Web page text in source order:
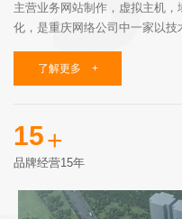
主营业务网站制作，虚拟主机
化，是重庆网络公司中一家以技
部崛起！
我们以奉献网络科技而缩短人类
了解更多 +
15+
品牌经营15年